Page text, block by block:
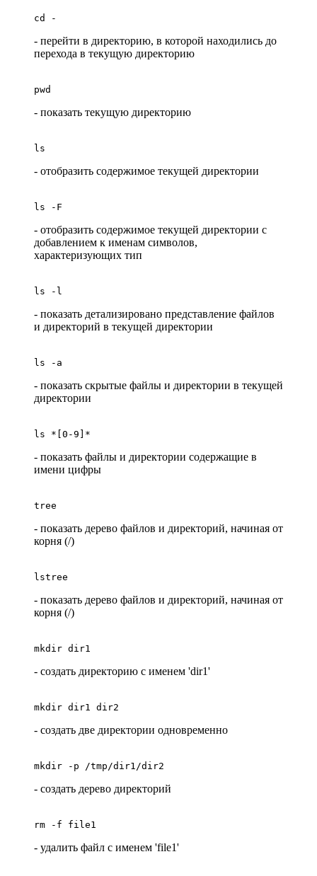
cd -
- перейти в директорию, в которой находились до
перехода в текущую директорию
pwd
- показать текущую директорию
ls
- отобразить содержимое текущей директории
ls -F
- отобразить содержимое текущей директории с
добавлением к именам символов,
характеризующих тип
ls -l
- показать детализировано представление файлов
и директорий в текущей директории
ls -a
- показать скрытые файлы и директории в текущей
директории
ls *[0-9]*
- показать файлы и директории содержащие в
имени цифры
tree
- показать дерево файлов и директорий, начиная от
корня (/)
lstree
- показать дерево файлов и директорий, начиная от
корня (/)
mkdir dir1
- создать директорию с именем 'dir1'
mkdir dir1 dir2
- создать две директории одновременно
mkdir -p /tmp/dir1/dir2
- создать дерево директорий
rm -f file1
- удалить файл с именем 'file1'